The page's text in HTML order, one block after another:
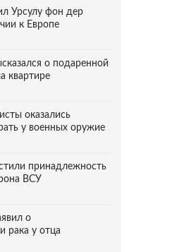
Урсулу фон дер
к Европе
о подаренной
квартире
оказались
у военных оружие
принадлежность
ВСУ
о
рака у отца